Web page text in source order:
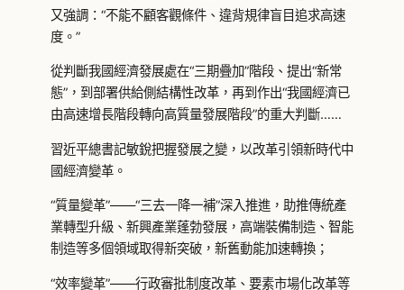
又強調：“不能不顧客觀條件、違背規律盲目追求高速
度。”
從判斷我國經濟發展處在“三期疊加”階段、提出“新常
態”，到部署供給側結構性改革，再到作出“我國經濟已
由高速增長階段轉向高質量發展階段”的重大判斷……
習近平總書記敏銳把握發展之變，以改革引領新時代中
國經濟變革。
“質量變革”——“三去一降一補”深入推進，助推傳統產
業轉型升級、新興產業蓬勃發展，高端裝備制造、智能
制造等多個領域取得新突破，新舊動能加速轉換；
“效率變革”——行政審批制度改革、要素市場化改革等